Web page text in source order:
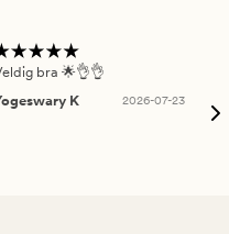
bra 🌟👌👌
K
2026-07-23